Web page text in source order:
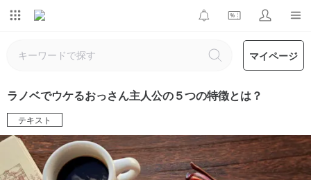
マイページ
ラノベでウケるおっさん主人公の５つの特徴とは？
テキスト